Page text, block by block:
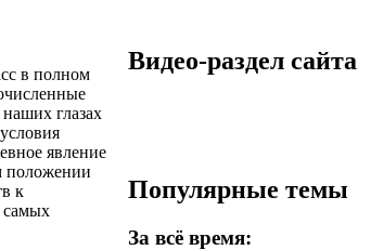
в полном
глазах
явление
положении
к
самых
Видео-раздел сайта
Популярные темы
За всё время: